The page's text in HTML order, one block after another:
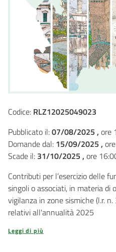
Codice: RLZ12025049023
Pubblicato il:07/08/2025 , ore
Domande dal: 15/09/2025 ,
Scade il: 31/10/2025 , ore
Contributi per l’esercizio delle
singoli o associati, in materia di
vigilanza in zone sismiche (l.r.
relativi all'annualità 2025
Leggi di più